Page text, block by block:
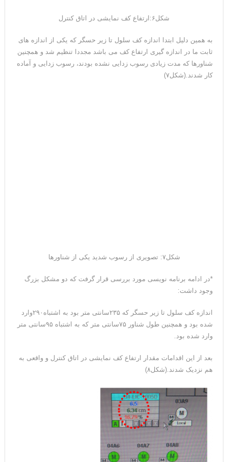
شکل۶:ارتفاع کف نمایشی در اتاق کنترل
به همین دلیل ابتدا اندازه کف سلول تا زیر حسگر که یکی از اندازه های
ثابت ما در اندازه گیری ارتفاع کف می باشد مجددا تنظیم شد و همچنین
شناورها که مدت زیادی رسوب زدایی نشده بودند، رسوب زدایی و آماده
کار شدند.(شکل۷)
شکل۷: تصویری از رسوب شدید یکی از شناورها
*در ادامه برنامه نویسی مورد بررسی قرار گرفت که دو مشکل بزرگ
وجود داشت:
اندازه کف سلول تا زیر حسگر که ۲۳۵سانتی متر بود به اشتباه۲۹۰وارد
شده بود و همچنین طول شناور ۷۵سانتی متر که به اشتباه ۹۵سانتی متر
وارد شده بود.
بعد از این اقدامات مقدار ارتفاع کف نمایشی در اتاق کنترل و واقعی به
هم نزدیک شدند.(شکل۸)